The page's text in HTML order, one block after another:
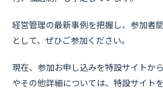
経営管理の最新事例を把握し、参加者
として、ぜひご参加ください。
現在、参加お申し込みを特設サイトか
やその他詳細については、特設サイト